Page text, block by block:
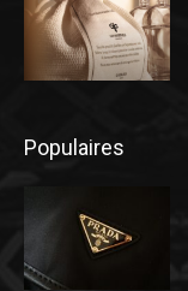
Populaires